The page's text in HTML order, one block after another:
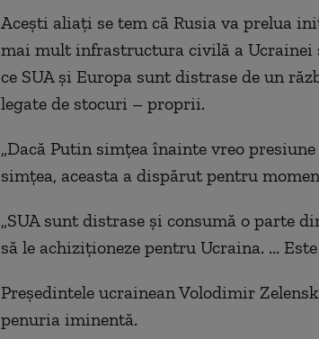
Acești aliați se tem că Rusia va prelua
mai mult infrastructura civilă a
ce SUA și Europa sunt distrase de un
legate de stocuri – proprii.
„Dacă Putin simțea înainte vreo
simțea, aceasta a dispărut pentru
„SUA sunt distrase și consumă o parte
să le achiziționeze pentru Ucraina. ...
Președintele ucrainean Volodimir
penuria iminentă.